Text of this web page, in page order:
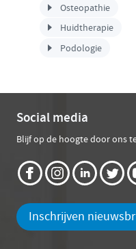
Osteopathie
Huidtherapie
Podologie
Social media
Blijf op de hoogte door ons
Inschrijven